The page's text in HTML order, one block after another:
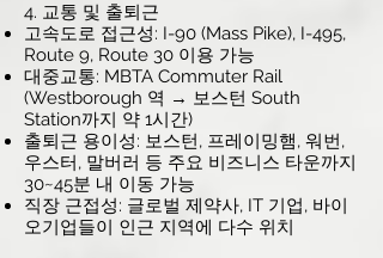
4. 교통 및 출퇴근
고속도로 접근성: I-90 (Mass Pike), I-495,
Route 9, Route 30 이용 가능
대중교통: MBTA Commuter Rail
(Westborough 역 → 보스턴 South
Station까지 약 1시간)
출퇴근 용이성: 보스턴, 프레이밍햄, 워번,
우스터, 말버러 등 주요 비즈니스 타운까지
30~45분 내 이동 가능
직장 근접성: 글로벌 제약사, IT 기업, 바이
오기업들이 인근 지역에 다수 위치